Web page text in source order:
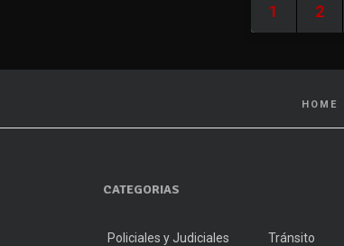
1 2
HOME
CATEGORIAS
Policiales y Judiciales Tránsito